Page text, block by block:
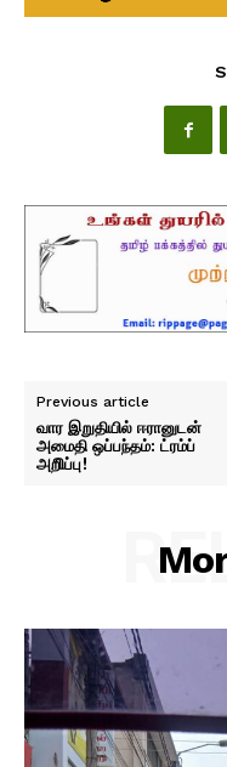
Previous article
வார இறுதியில் ஈரானுடன்
அமைதி ஒப்பந்தம்: ட்ரம்ப்
அறிிப்பு!